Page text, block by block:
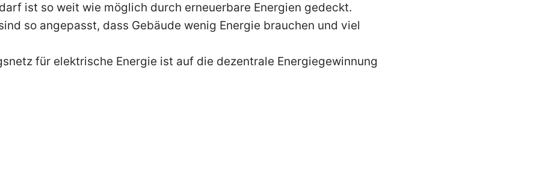
ist so weit wie möglich durch erneuerbare Energien gedeckt.
so angepasst, dass Gebäude wenig Energie brauchen und viel
für elektrische Energie ist auf die dezentrale Energiegewinnung